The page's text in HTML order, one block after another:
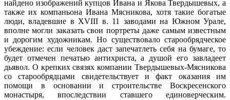
найдено изображений купцов Ивана и Якова Твердышевых, а
также их компаньона Ивана Мясникова, хотя такие богатые
люди, владевшие в XVIII в. 11 заводами на Южном Урале,
вполне могли заказать свои портреты даже самым известным
и дорогим художникам. Но существовало старообрядческое
убеждение: если человек даст запечатлеть себя на бумаге, то
будет отмечен печатью антихриста, а душой его завладеет
дьявол. О крепких связях компании Твердышевых-Мясникова
со старообрядцами свидетельствует и факт оказания им
помощи в основании и строительстве Воскресенского
монастыря, впоследствии ставшего единоверческим.